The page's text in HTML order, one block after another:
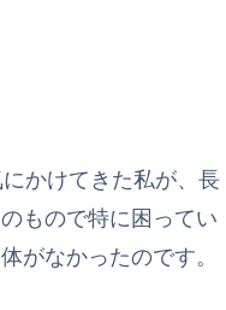
かけてきた私が、長
もので特に困ってい
がなかったのです。